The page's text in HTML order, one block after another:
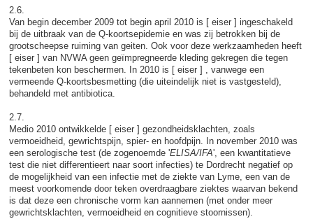
2.6.
Van begin december 2009 tot begin april 2010 is [ eiser ] ingeschakeld
bij de uitbraak van de Q-koortsepidemie en was zij betrokken bij de
grootscheepse ruiming van geiten. Ook voor deze werkzaamheden heeft
[ eiser ] van NVWA geen geïmpregneerde kleding gekregen die tegen
tekenbeten kon beschermen. In 2010 is [ eiser ] , vanwege een
vermeende Q-koortsbesmetting (die uiteindelijk niet is vastgesteld),
behandeld met antibiotica.
2.7.
Medio 2010 ontwikkelde [ eiser ] gezondheidsklachten, zoals
vermoeidheid, gewrichtspijn, spier- en hoofdpijn. In november 2010 was
een serologische test (de zogenoemde 'ELISA/IFA', een kwantitatieve
test die niet differentieert naar soort infecties) te Dordrecht negatief op
de mogelijkheid van een infectie met de ziekte van Lyme, een van de
meest voorkomende door teken overdraagbare ziektes waarvan bekend
is dat deze een chronische vorm kan aannemen (met onder meer
gewrichtsklachten, vermoeidheid en cognitieve stoornissen).